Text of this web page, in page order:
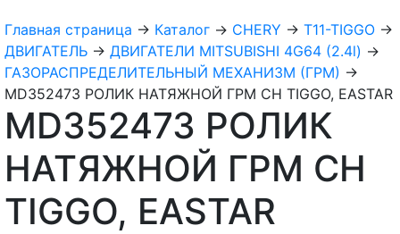
Главная страница → Каталог → CHERY → T11-TIGGO →
ДВИГАТЕЛЬ → ДВИГАТЕЛИ MITSUBISHI 4G64 (2.4l) →
ГАЗОРАСПРЕДЕЛИТЕЛЬНЫЙ МЕХАНИЗМ (ГРМ) →
MD352473 РОЛИК НАТЯЖНОЙ ГРМ CH TIGGO, EASTAR
MD352473 РОЛИК
НАТЯЖНОЙ ГРМ CH
TIGGO, EASTAR